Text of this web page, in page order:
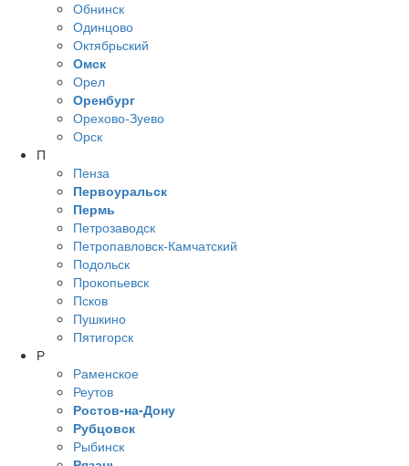
Обнинск
Одинцово
Октябрьский
Омск
Орел
Оренбург
Орехово-Зуево
Орск
П
Пенза
Первоуральск
Пермь
Петрозаводск
Петропавловск-Камчатский
Подольск
Прокопьевск
Псков
Пушкино
Пятигорск
Р
Раменское
Реутов
Ростов-на-Дону
Рубцовск
Рыбинск